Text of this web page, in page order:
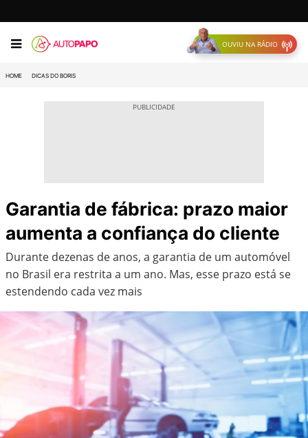
OUVIU NA RÁDIO
HOME DICAS DO BORIS
Garantia de fábrica: prazo maior
aumenta a confiança do cliente
Durante dezenas de anos, a garantia de um automóvel
no Brasil era restrita a um ano. Mas, esse prazo está se
estendendo cada vez mais